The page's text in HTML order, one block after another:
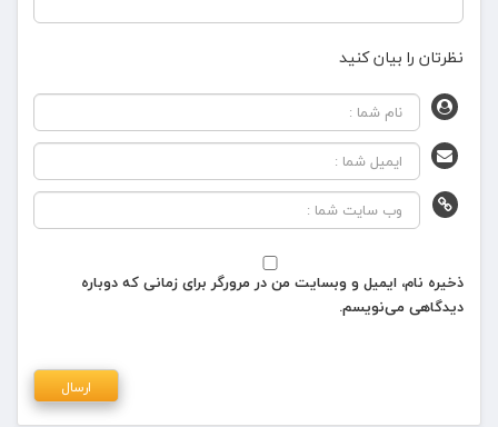
نظرتان را بیان کنید
ذخیره نام، ایمیل و وبسایت من در مرورگر برای زمانی که دوباره
دیدگاهی می‌نویسم.